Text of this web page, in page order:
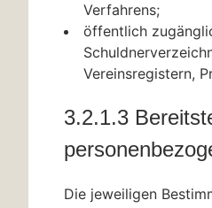
Verfahrens;
öffentlich
Vereinsregistern,
3.2.1.3
Die jeweiligen